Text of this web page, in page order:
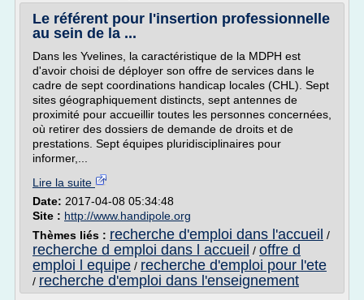
Le référent pour l'insertion professionnelle
au sein de la ...
Dans les Yvelines, la caractéristique de la MDPH est
d'avoir choisi de déployer son offre de services dans le
cadre de sept coordinations handicap locales (CHL). Sept
sites géographiquement distincts, sept antennes de
proximité pour accueillir toutes les personnes concernées,
où retirer des dossiers de demande de droits et de
prestations. Sept équipes pluridisciplinaires pour
informer,...
Lire la suite
Date: 2017-04-08 05:34:48
Site : http://www.handipole.org
Thèmes liés : recherche d'emploi dans l'accueil /
recherche d emploi dans l accueil / offre d
emploi l equipe / recherche d'emploi pour l'ete
/ recherche d'emploi dans l'enseignement